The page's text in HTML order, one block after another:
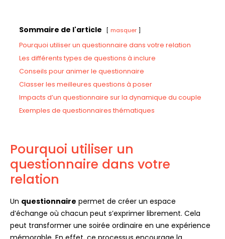
Sommaire de l'article masquer
Pourquoi utiliser un questionnaire dans votre relation
Les différents types de questions à inclure
Conseils pour animer le questionnaire
Classer les meilleures questions à poser
Impacts d’un questionnaire sur la dynamique du couple
Exemples de questionnaires thématiques
Pourquoi utiliser un
questionnaire dans votre
relation
Un questionnaire permet de créer un espace
d’échange où chacun peut s’exprimer librement. Cela
peut transformer une soirée ordinaire en une expérience